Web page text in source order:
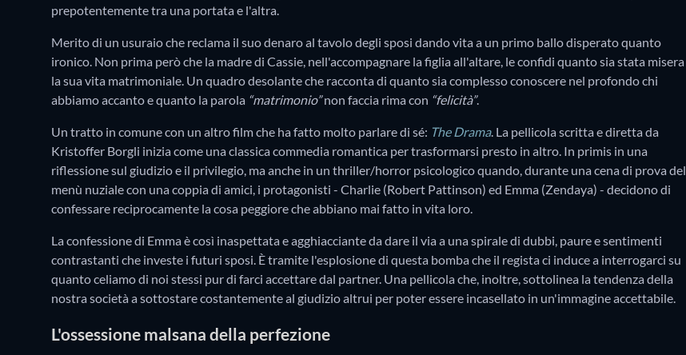
prepotentemente tra una portata e l'altra.
Merito di un usuraio che reclama il suo denaro al tavolo degli sposi dando vita a un primo ballo disperato quanto
ironico. Non prima però che la madre di Cassie, nell'accompagnare la figlia all'altare, le confidi quanto sia stata misera
la sua vita matrimoniale. Un quadro desolante che racconta di quanto sia complesso conoscere nel profondo chi
abbiamo accanto e quanto la parola “matrimonio”non faccia rima con “felicità”.
Un tratto in comune con un altro film che ha fatto molto parlare di sé: The Drama. La pellicola scritta e diretta da
Kristoffer Borgli inizia come una classica commedia romantica per trasformarsi presto in altro. In primis in una
riflessione sul giudizio e il privilegio, ma anche in un thriller/horror psicologico quando, durante una cena di prova del
menù nuziale con una coppia di amici, i protagonisti - Charlie (Robert Pattinson) ed Emma (Zendaya) - decidono di
confessare reciprocamente la cosa peggiore che abbiano mai fatto in vita loro.
La confessione di Emma è così inaspettata e agghiacciante da dare il via a una spirale di dubbi, paure e sentimenti
contrastanti che investe i futuri sposi. È tramite l'esplosione di questa bomba che il regista ci induce a interrogarci su
quanto celiamo di noi stessi pur di farci accettare dal partner. Una pellicola che, inoltre, sottolinea la tendenza della
nostra società a sottostare costantemente al giudizio altrui per poter essere incasellato in un'immagine accettabile.
L'ossessione malsana della perfezione